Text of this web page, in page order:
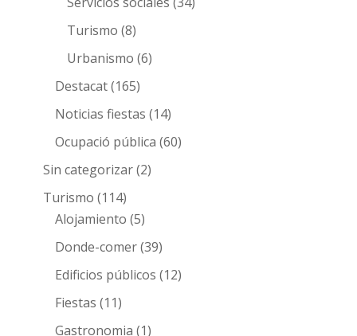
Turismo (8)
Urbanismo (6)
Destacat(165)
Noticias fiestas (14)
Ocupació pública (60)
Sin categorizar(2)
Turismo (114)
Alojamiento (5)
Donde-comer(39)
Edificios públicos (12)
Fiestas (11)
Gastronomia (1)